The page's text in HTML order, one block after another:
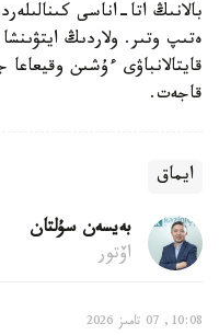
بالانىڭ اتا-اناسى
ەتىپ وتىر. ولاردىڭ
قايتالانباۋى ءۇشىن
قاجەت.
ايماق
بەيسەن سۇلتان
اۆتور
10:08, 07 تامىز 2026